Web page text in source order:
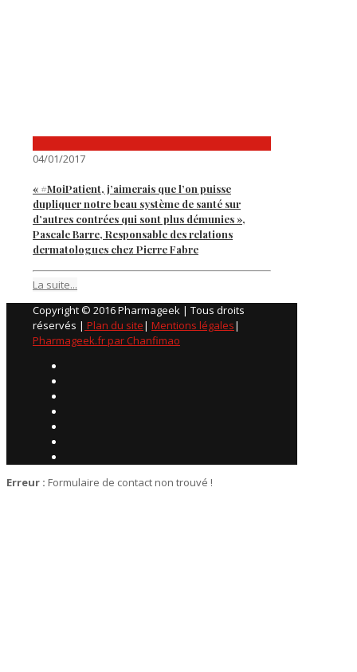
04/01/2017
« #MoiPatient, j’aimerais que l’on puisse
dupliquer notre beau système de santé sur
d’autres contrées qui sont plus démunies »,
Pascale Barre, Responsable des relations
dermatologues chez Pierre Fabre
La suite...
Copyright © 2016 Pharmageek | Tous droits
réservés | Plan du site| Mentions légales|
Pharmageek.fr par Chanfimao
Erreur : Formulaire de contact non trouvé !